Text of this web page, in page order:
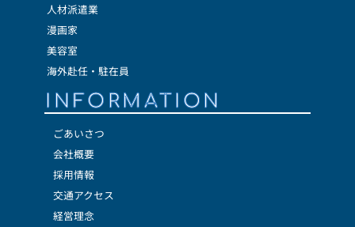
人材派遣業
漫画家
美容室
海外赴任・駐在員
INFORMATION
ごあいさつ
会社概要
採用情報
交通アクセス
経営理念